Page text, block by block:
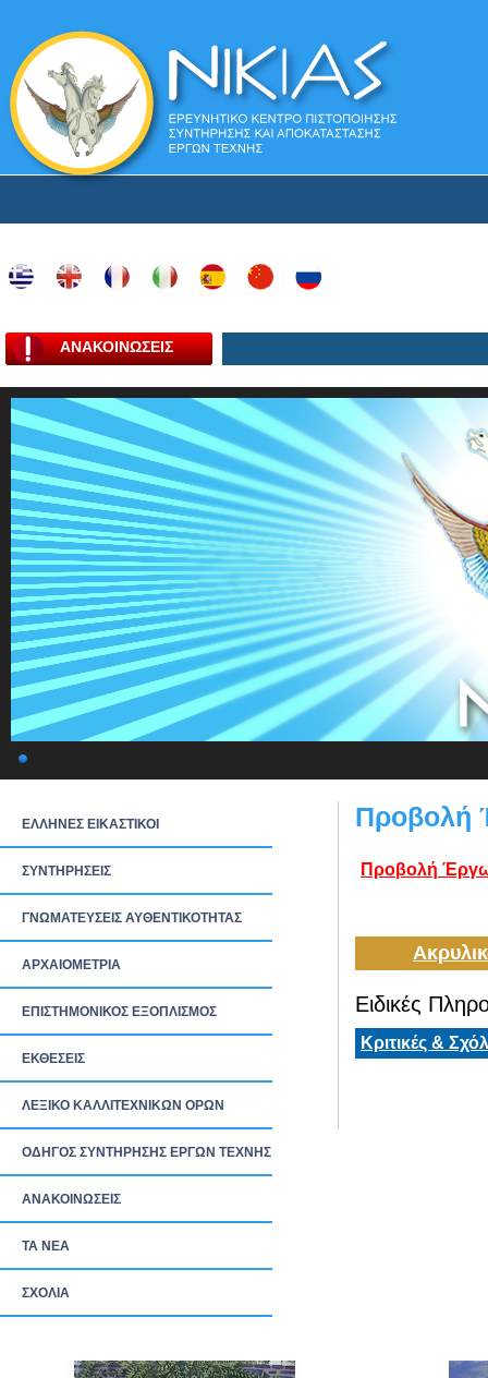
ΑΝΑΚΟΙΝΩΣΕΙΣ
ΕΛΛΗΝΕΣ ΕΙΚΑΣΤΙΚΟΙ
ΣΥΝΤΗΡΗΣΕΙΣ
ΓΝΩΜΑΤΕΥΣΕΙΣ ΑΥΘΕΝΤΙΚΟΤΗΤΑΣ
ΑΡΧΑΙΟΜΕΤΡΙΑ
ΕΠΙΣΤΗΜΟΝΙΚΟΣ ΕΞΟΠΛΙΣΜΟΣ
ΕΚΘΕΣΕΙΣ
ΛΕΞΙΚΟ ΚΑΛΛΙΤΕΧΝΙΚΩΝ ΟΡΩΝ
ΟΔΗΓΟΣ ΣΥΝΤΗΡΗΣΗΣ ΕΡΓΩΝ ΤΕΧΝΗΣ
ΑΝΑΚΟΙΝΩΣΕΙΣ
ΤΑ ΝEΑ
ΣΧΟΛΙΑ
Προβολή
Προβολή
Ειδικές
Κριτικές &